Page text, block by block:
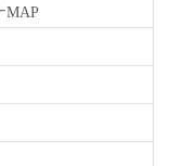
MAP